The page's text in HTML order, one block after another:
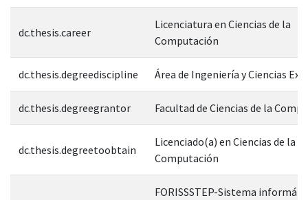
dc.thesis.career
Licenciatura en Ciencias de la
Computación
dc.thesis.degreediscipline Área de Ingeniería y Ciencias
dc.thesis.degreegrantor Facultad de Ciencias de la
dc.thesis.degreetoobtain
Licenciado(a) en Ciencias de la
Computación
FORISSSTEP-Sistema